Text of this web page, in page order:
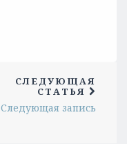
СЛЕДУЮЩАЯ
СТАТЬЯ
Следующая запись